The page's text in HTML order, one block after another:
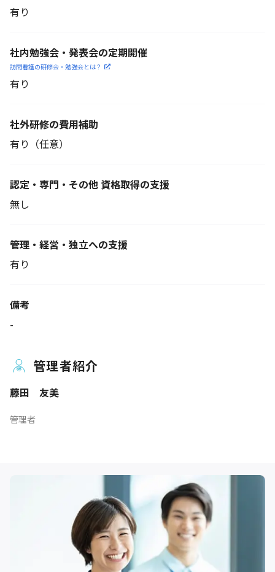
有り
社内勉強会・発表会の定期開催
訪問看護の研修会・勉強会とは？
有り
社外研修の費用補助
有り（任意）
認定・専門・その他 資格取得の支援
無し
管理・経営・独立への支援
有り
備考
-
管理者紹介
藤田 友美
管理者